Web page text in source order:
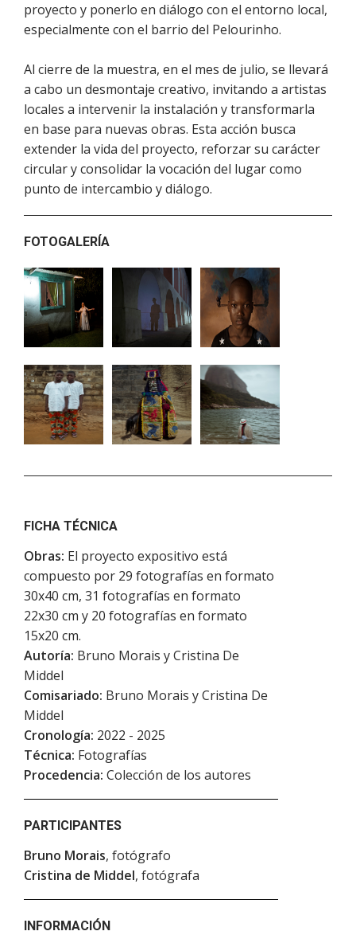
proyecto y ponerlo en diálogo con el entorno local,
especialmente con el barrio del Pelourinho.
Al cierre de la muestra, en el mes de julio, se llevará
a cabo un desmontaje creativo, invitando a artistas
locales a intervenir la instalación y transformarla
en base para nuevas obras. Esta acción busca
extender la vida del proyecto, reforzar su carácter
circular y consolidar la vocación del lugar como
punto de intercambio y diálogo.
FOTOGALERÍA
FICHA TÉCNICA
Obras: El proyecto expositivo está
compuesto por 29 fotografías en formato
30x40 cm, 31 fotografías en formato
22x30 cm y 20 fotografías en formato
15x20 cm.
Autoría: Bruno Morais y Cristina De
Middel
Comisariado: Bruno Morais y Cristina De
Middel
Cronología: 2022 - 2025
Técnica: Fotografías
Procedencia: Colección de los autores
PARTICIPANTES
Bruno Morais, fotógrafo
Cristina de Middel, fotógrafa
INFORMACIÓN